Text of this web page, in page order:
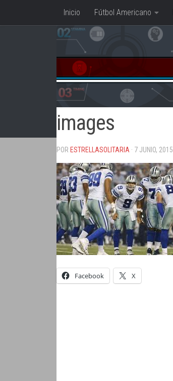
Saltar al contenido
Inicio Fútbol Americano
images
POR ESTRELLASOLITARIA · 7 JUNIO, 2015
Facebook X